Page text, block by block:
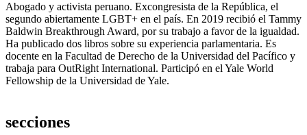
Abogado y activista peruano. Excongresista de la República, el
segundo abiertamente LGBT+ en el país. En 2019 recibió el Tammy
Baldwin Breakthrough Award, por su trabajo a favor de la igualdad.
Ha publicado dos libros sobre su experiencia parlamentaria. Es
docente en la Facultad de Derecho de la Universidad del Pacífico y
trabaja para OutRight International. Participó en el Yale World
Fellowship de la Universidad de Yale.
secciones